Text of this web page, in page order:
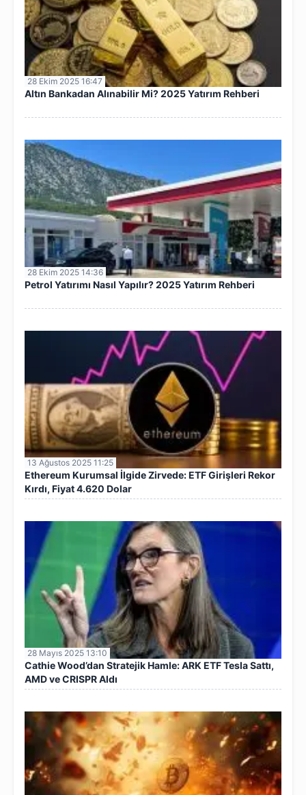
28 Ekim 2025 16:47
Altın Bankadan Alınabilir Mi? 2025 Yatırım Rehberi
28 Ekim 2025 14:36
Petrol Yatırımı Nasıl Yapılır? 2025 Yatırım Rehberi
13 Ağustos 2025 11:25
Ethereum Kurumsal İlgide Zirvede: ETF Girişleri Rekor
Kırdı, Fiyat 4.620 Dolar
28 Mayıs 2025 13:10
Cathie Wood’dan Stratejik Hamle: ARK ETF Tesla Sattı,
AMD ve CRISPR Aldı